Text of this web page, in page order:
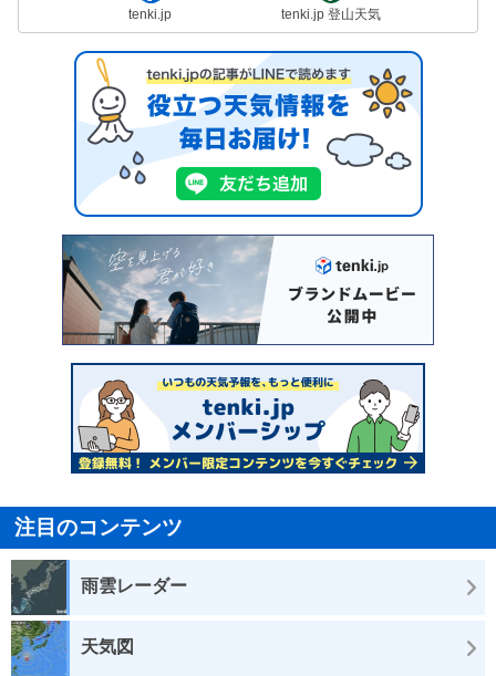
tenki.jp tenki.jp 登山天気
注目のコンテンツ
雨雲レーダー
天気図